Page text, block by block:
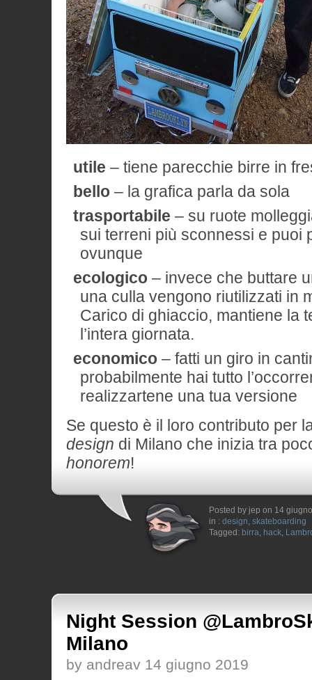
utile – tiene parecchie birre in
bello – la grafica parla da sola
trasportabile – su ruote
sui terreni più sconnessi e puoi
ovunque
ecologico – invece che buttare
una culla vengono riutilizzati in
Carico di ghiaccio, mantiene la
l’intera giornata.
economico – fatti un giro in
probabilmente hai tutto
realizzartene una tua versione
Se questo è il loro contributo per
design di Milano che inizia tra
honorem!
Posted by jep on 14
in : design, skateboarding
Tagged: birra, hack,
Night Session
Milano
by andreav 14 giugno 2019